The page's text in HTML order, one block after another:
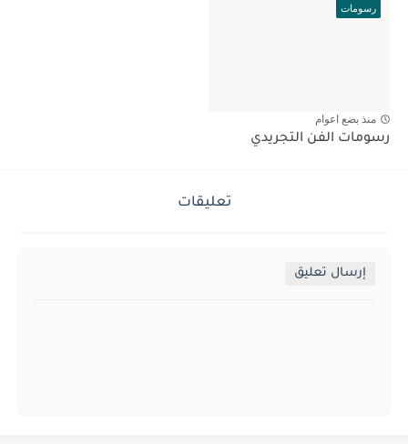
رسومات
منذ بضع اعوام
رسومات الفن التجريدي
تعليقات
إرسال تعليق